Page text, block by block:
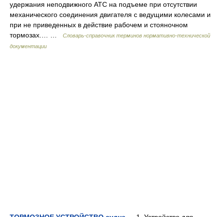
удержания неподвижного АТС на подъеме при отсутствии
механического соединения двигателя с ведущими колесами и
при не приведенных в действие рабочем и стояночном
тормозах.… …
Словарь-справочник терминов нормативно-технической
документации